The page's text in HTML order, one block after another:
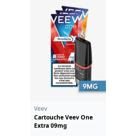
Veev
Cartouche Veev One
Extra 09mg